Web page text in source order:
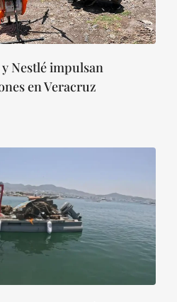
Nestlé impulsan
en Veracruz